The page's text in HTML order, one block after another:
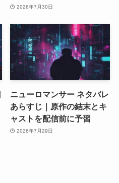
2026年7月30日
ニューロマンサー ネタバレ
あらすじ｜原作の結末とキ
ャストを配信前に予習
2026年7月29日